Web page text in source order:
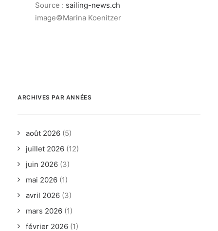
Source : sailing-news.ch
image©Marina Koenitzer
ARCHIVES PAR ANNÉES
août 2026 (5)
juillet 2026 (12)
juin 2026 (3)
mai 2026 (1)
avril 2026 (3)
mars 2026 (1)
février 2026 (1)